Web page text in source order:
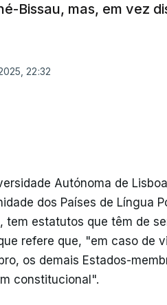
Bissau, mas, em vez
22:32
Autónoma de
dos Países de Língua
tem estatutos que têm de
refere que, "em caso de
os demais Estados-
constitucional".